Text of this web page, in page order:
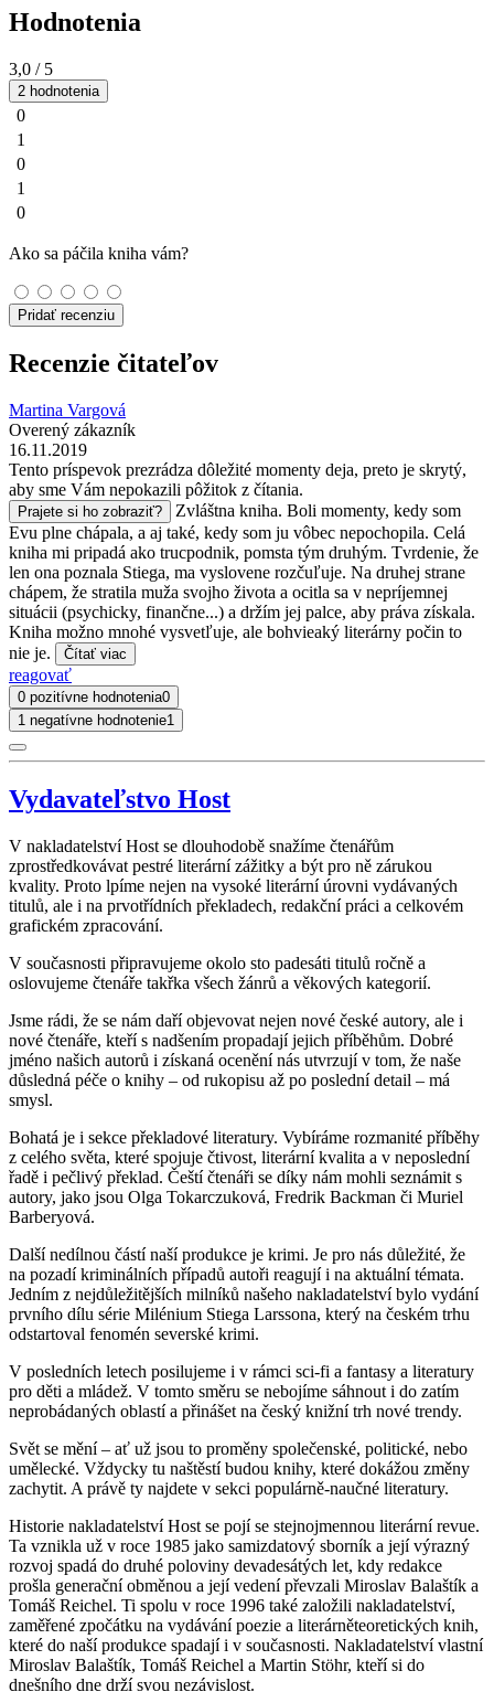
Hodnotenia
3,0 / 5
2 hodnotenia
0
1
0
1
0
Ako sa páčila kniha vám?
Pridať recenziu
Recenzie čitateľov
Martina Vargová
Overený zákazník
16.11.2019
Tento príspevok prezrádza dôležité momenty deja, preto je skrytý,
aby sme Vám nepokazili pôžitok z čítania.
Prajete si ho zobraziť?
Zvláštna kniha. Boli momenty, kedy som
Evu plne chápala, a aj také, kedy som ju vôbec nepochopila. Celá
kniha mi pripadá ako trucpodnik, pomsta tým druhým. Tvrdenie, že
len ona poznala Stiega, ma vyslovene rozčuľuje. Na druhej strane
chápem, že stratila muža svojho života a ocitla sa v nepríjemnej
situácii (psychicky, finančne...) a držím jej palce, aby práva získala.
Kniha možno mnohé vysvetľuje, ale bohvieaký literárny počin to
nie je.
Čítať viac
reagovať
0 pozitívne hodnotenia0
1 negatívne hodnotenie1
Vydavateľstvo Host
V nakladatelství Host se dlouhodobě snažíme čtenářům
zprostředkovávat pestré literární zážitky a být pro ně zárukou
kvality. Proto lpíme nejen na vysoké literární úrovni vydávaných
titulů, ale i na prvotřídních překladech, redakční práci a celkovém
grafickém zpracování.
V současnosti připravujeme okolo sto padesáti titulů ročně a
oslovujeme čtenáře takřka všech žánrů a věkových kategorií.
Jsme rádi, že se nám daří objevovat nejen nové české autory, ale i
nové čtenáře, kteří s nadšením propadají jejich příběhům. Dobré
jméno našich autorů i získaná ocenění nás utvrzují v tom, že naše
důsledná péče o knihy – od rukopisu až po poslední detail – má
smysl.
Bohatá je i sekce překladové literatury. Vybíráme rozmanité příběhy
z celého světa, které spojuje čtivost, literární kvalita a v neposlední
řadě i pečlivý překlad. Čeští čtenáři se díky nám mohli seznámit s
autory, jako jsou Olga Tokarczuková, Fredrik Backman či Muriel
Barberyová.
Další nedílnou částí naší produkce je krimi. Je pro nás důležité, že
na pozadí kriminálních případů autoři reagují i na aktuální témata.
Jedním z nejdůležitějších milníků našeho nakladatelství bylo vydání
prvního dílu série Milénium Stiega Larssona, který na českém trhu
odstartoval fenomén severské krimi.
V posledních letech posilujeme i v rámci sci-fi a fantasy a literatury
pro děti a mládež. V tomto směru se nebojíme sáhnout i do zatím
neprobádaných oblastí a přinášet na český knižní trh nové trendy.
Svět se mění – ať už jsou to proměny společenské, politické, nebo
umělecké. Vždycky tu naštěstí budou knihy, které dokážou změny
zachytit. A právě ty najdete v sekci populárně-naučné literatury.
Historie nakladatelství Host se pojí se stejnojmennou literární revue.
Ta vznikla už v roce 1985 jako samizdatový sborník a její výrazný
rozvoj spadá do druhé poloviny devadesátých let, kdy redakce
prošla generační obměnou a její vedení převzali Miroslav Balaštík a
Tomáš Reichel. Ti spolu v roce 1996 také založili nakladatelství,
zaměřené zpočátku na vydávání poezie a literárněteoretických knih,
které do naší produkce spadají i v současnosti. Nakladatelství vlastní
Miroslav Balaštík, Tomáš Reichel a Martin Stöhr, kteří si do
dnešního dne drží svou nezávislost.